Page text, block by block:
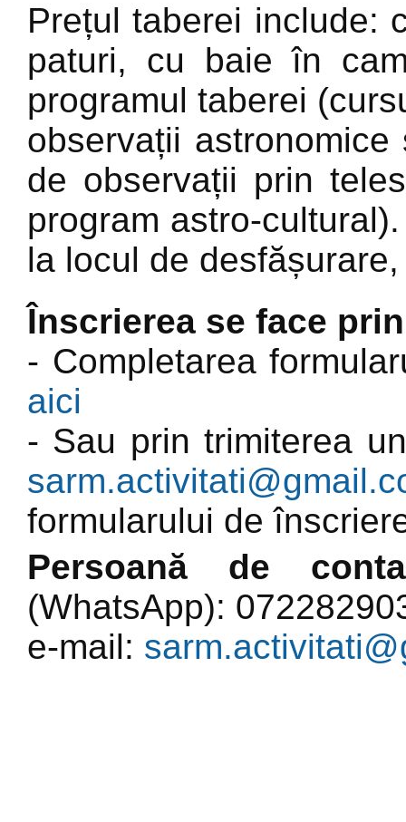
Prețul taberei include:
paturi, cu baie în
programul taberei
observații
de observații prin
program astro-
la locul de
Înscrierea se face prin
- Completarea
aici
- Sau prin trimiterea
formularului de
Persoană de
(WhatsApp):
e-mail: